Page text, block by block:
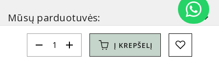
remove add Į KREPŠELĮ
Mūsų parduotuvės:
Simitri